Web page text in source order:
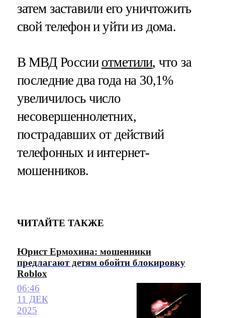
затем заставили его уничтожить
свой телефон и уйти из дома.
В МВД России отметили, что за
последние два года на 30,1%
увеличилось число
несовершеннолетних,
пострадавших от действий
телефонных и интернет-
мошенников.
ЧИТАЙТЕ ТАКЖЕ
Юрист Ермохина: мошенники
предлагают детям обойти блокировку
Roblox
06:46
11 ДЕК
2025